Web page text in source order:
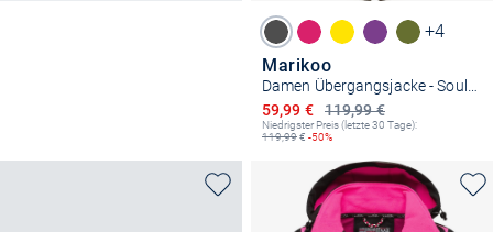
+4
Marikoo
119,99 €
Ermäßigter Preis
59,99 €
Niedrigster Preis (letzte 30 Tage):
119,99€ -50%